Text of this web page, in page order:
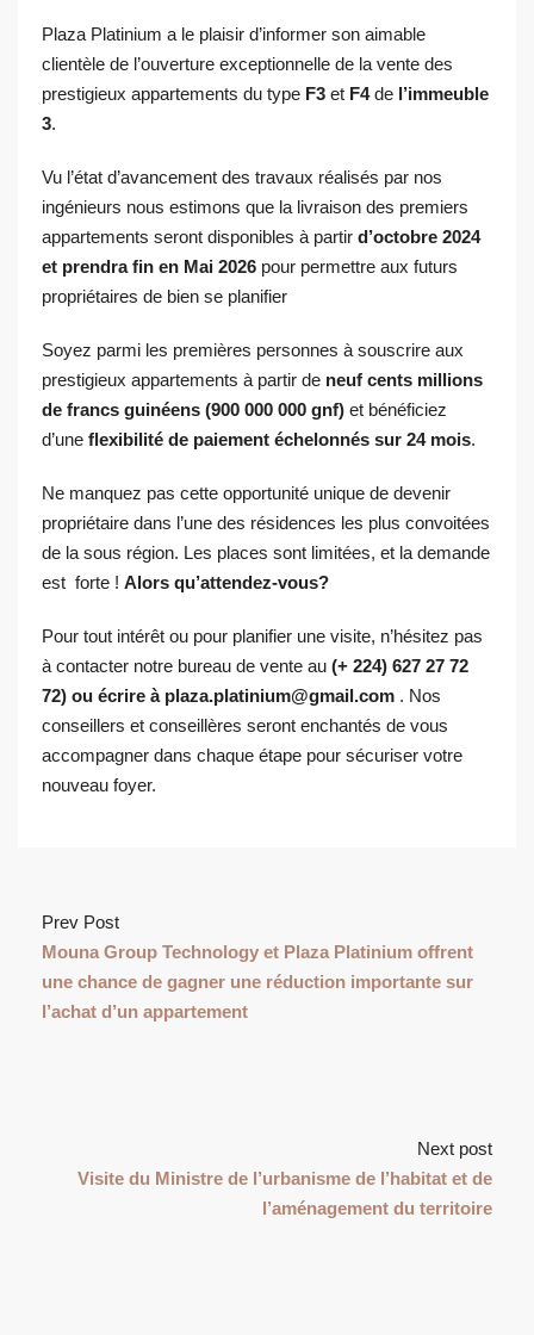
Plaza Platinium a le plaisir d’informer son aimable
clientèle de l’ouverture exceptionnelle de la vente des
prestigieux appartements du type F3 et F4de l’immeuble
3.
Vu l’état d’avancement des travaux réalisés par nos
ingénieurs nous estimons que la livraison des premiers
appartements seront disponibles à partir d’octobre 2024
et prendra fin en Mai 2026 pour permettre aux futurs
propriétaires de bien se planifier
Soyez parmi les premières personnes à souscrire aux
prestigieux appartements à partir de neuf cents millions
de francs guinéens (900 000 000 gnf) et bénéficiez
d’une flexibilité de paiement échelonnés sur 24 mois.
Ne manquez pas cette opportunité unique de devenir
propriétaire dans l’une des résidences les plus convoitées
de la sous région. Les places sont limitées, et la demande
est forte ! Alors qu’attendez-vous?
Pour tout intérêt ou pour planifier une visite, n’hésitez pas
à contacter notre bureau de vente au (+ 224) 627 27 72
72) ou écrire à plaza.platinium@gmail.com . Nos
conseillers et conseillères seront enchantés de vous
accompagner dans chaque étape pour sécuriser votre
nouveau foyer.
Prev Post
Mouna Group Technology et Plaza Platinium offrent
une chance de gagner une réduction importante sur
l’achat d’un appartement
Next post
Visite du Ministre de l’urbanisme de l’habitat et de
l’aménagement du territoire